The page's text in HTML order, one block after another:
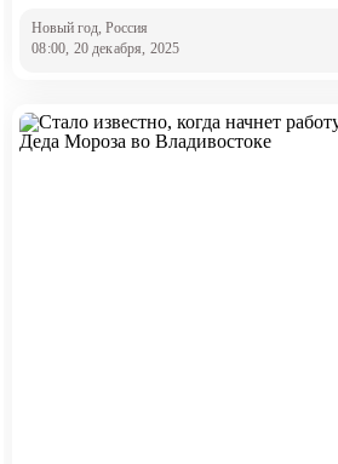
Новый год , Россия
08:00, 20 декабря, 2025